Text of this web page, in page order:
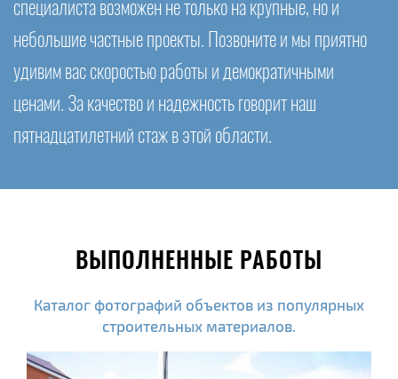
специалиста возможен не только на крупные, но и
небольшие частные проекты. Позвоните и мы приятно
удивим вас скоростью работы и демократичными
ценами. За качество и надежность говорит наш
пятнадцатилетний стаж в этой области.
ВЫПОЛНЕННЫЕ РАБОТЫ
Каталог фотографий объектов из популярных
строительных материалов.